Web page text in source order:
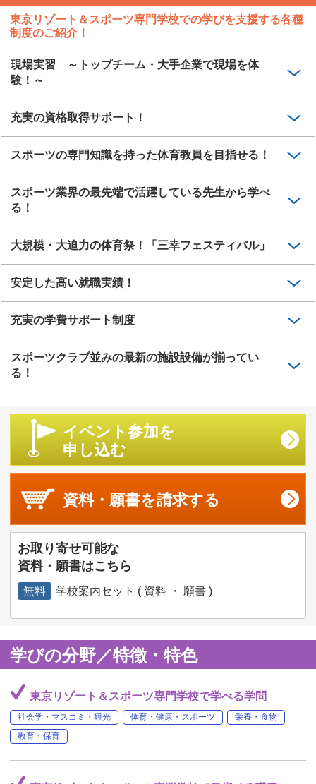
東京リゾート＆スポーツ専門学校での学びを支援する各種
制度のご紹介！
現場実習 ～トップチーム・大手企業で現場を体
験！～
充実の資格取得サポート！
スポーツの専門知識を持った体育教員を目指せる！
スポーツ業界の最先端で活躍している先生から学べ
る！
大規模・大迫力の体育祭！「三幸フェスティバル」
安定した高い就職実績！
充実の学費サポート制度
スポーツクラブ並みの最新の施設設備が揃ってい
る！
イベント参加を
申し込む
資料・願書を請求する
お取り寄せ可能な
資料・願書はこちら
無料 学校案内セット ( 資料 ・ 願書 )
学びの分野／特徴・特色
東京リゾート＆スポーツ専門学校で学べる学問
社会学・マスコミ・観光 体育・健康・スポーツ
栄養・食物
教育・保育